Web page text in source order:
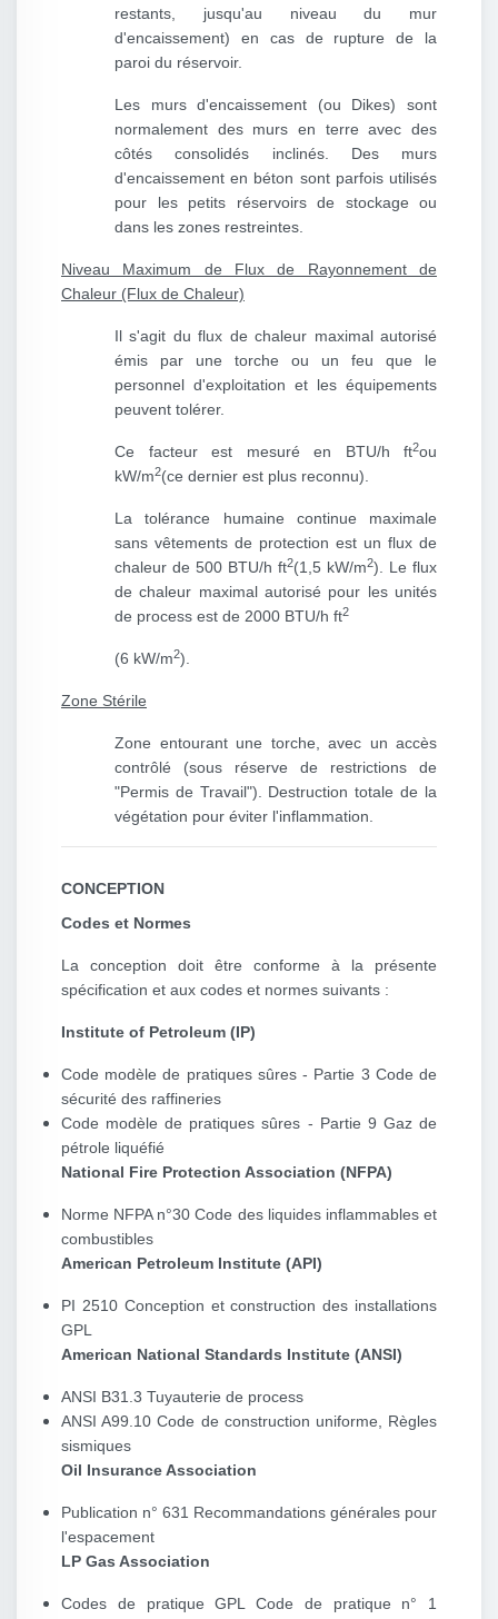
restants, jusqu'au niveau du mur
d'encaissement) en cas de rupture de la
paroi du réservoir.
Les murs d'encaissement (ou Dikes) sont
normalement des murs en terre avec des
côtés consolidés inclinés. Des murs
d'encaissement en béton sont parfois utilisés
pour les petits réservoirs de stockage ou
dans les zones restreintes.
Niveau Maximum de Flux de Rayonnement de
Chaleur (Flux de Chaleur)
Il s'agit du flux de chaleur maximal autorisé
émis par une torche ou un feu que le
personnel d'exploitation et les équipements
peuvent tolérer.
Ce facteur est mesuré en BTU/h ft2ou
kW/m2(ce dernier est plus reconnu).
La tolérance humaine continue maximale
sans vêtements de protection est un flux de
chaleur de 500 BTU/h ft2(1,5 kW/m2). Le flux
de chaleur maximal autorisé pour les unités
de process est de 2000 BTU/h ft2
(6 kW/m2).
Zone Stérile
Zone entourant une torche, avec un accès
contrôlé (sous réserve de restrictions de
"Permis de Travail"). Destruction totale de la
végétation pour éviter l'inflammation.
CONCEPTION
Codes et Normes
La conception doit être conforme à la présente
spécification et aux codes et normes suivants :
Institute of Petroleum (IP)
Code modèle de pratiques sûres - Partie 3 Code de
sécurité des raffineries
Code modèle de pratiques sûres - Partie 9 Gaz de
pétrole liquéfié
National Fire Protection Association (NFPA)
Norme NFPA n°30 Code des liquides inflammables et
combustibles
American Petroleum Institute (API)
PI 2510 Conception et construction des installations
GPL
American National Standards Institute (ANSI)
ANSI B31.3 Tuyauterie de process
ANSI A99.10 Code de construction uniforme, Règles
sismiques
Oil Insurance Association
Publication n° 631 Recommandations générales pour
l'espacement
LP Gas Association
Codes de pratique GPL Code de pratique n° 1